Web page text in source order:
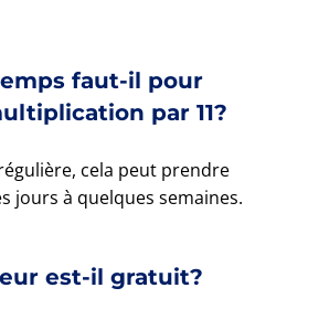
faut-il pour
par 11?
cela peut prendre
jours à quelques semaines.
est-il gratuit?